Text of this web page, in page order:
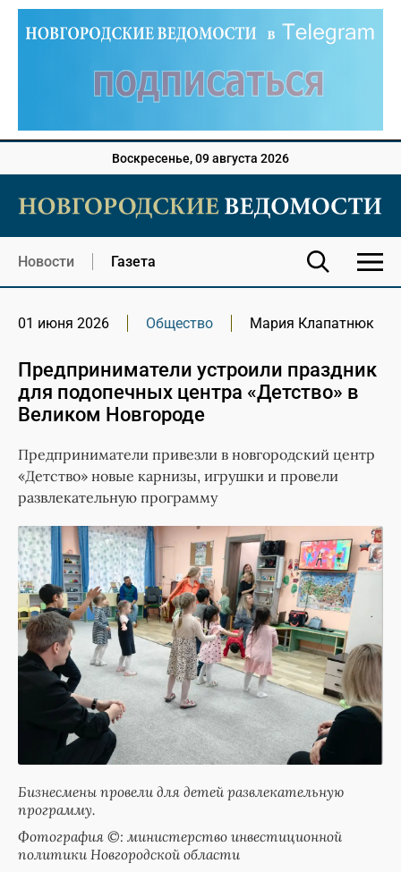
Воскресенье, 09 августа 2026
Новости Газета
01 июня 2026 Общество Мария Клапатнюк
Предприниматели устроили праздник
для подопечных центра «Детство» в
Великом Новгороде
Предприниматели привезли в новгородский центр
«Детство» новые карнизы, игрушки и провели
развлекательную программу
Бизнесмены провели для детей развлекательную
программу.
Фотография ©: министерство инвестиционной
политики Новгородской области